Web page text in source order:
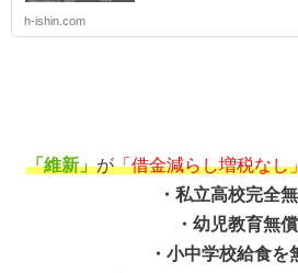
h-ishin.com
「維新」が「借金減らし増税なし
・私立高校完全
・幼児教育無
・小中学校給食を